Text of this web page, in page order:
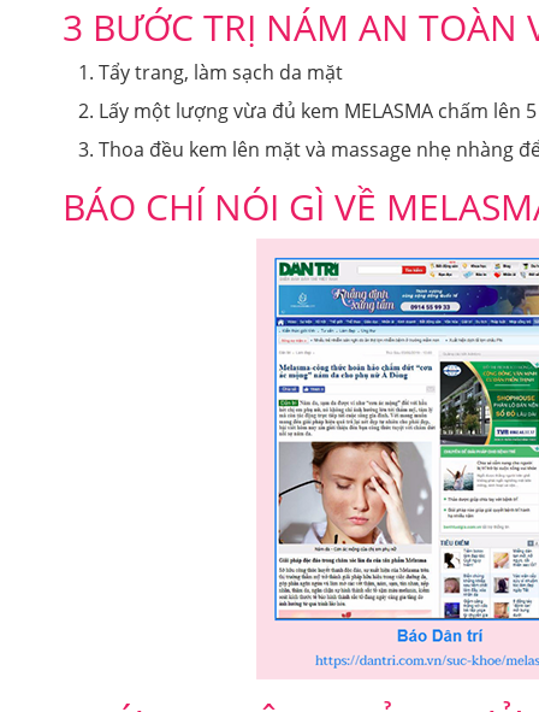
3 BƯỚC TRỊ NÁM AN TOÀN
Tẩy trang, làm sạch da mặt
Lấy một lượng vừa đủ kem MELASMA chấm lên
Thoa đều kem lên mặt và massage nhẹ nhàng
BÁO CHÍ NÓI GÌ VỀ